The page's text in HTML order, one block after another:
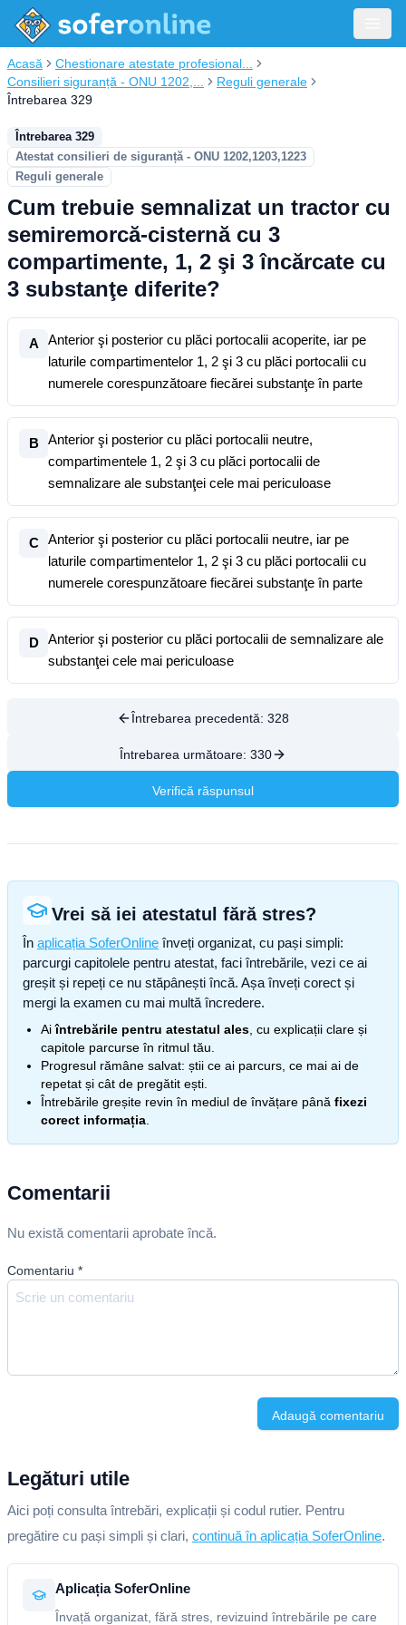
Acasă
Chestionare atestate profesional...
Consilieri siguranță - ONU 1202,...
Reguli generale
Întrebarea 329
Întrebarea 329
Atestat consilieri de siguranță - ONU 1202,1203,1223
Reguli generale
Cum trebuie semnalizat un tractor cu
semiremorcă-cisternă cu 3
compartimente, 1, 2 şi 3 încărcate cu
3 substanţe diferite?
A
Anterior şi posterior cu plăci portocalii acoperite, iar pe
laturile compartimentelor 1, 2 şi 3 cu plăci portocalii cu
numerele corespunzătoare fiecărei substanţe în parte
B
Anterior şi posterior cu plăci portocalii neutre,
compartimentele 1, 2 şi 3 cu plăci portocalii de
semnalizare ale substanţei cele mai periculoase
C
Anterior şi posterior cu plăci portocalii neutre, iar pe
laturile compartimentelor 1, 2 şi 3 cu plăci portocalii cu
numerele corespunzătoare fiecărei substanţe în parte
D
Anterior şi posterior cu plăci portocalii de semnalizare ale
substanţei cele mai periculoase
Întrebarea precedentă: 328
Întrebarea următoare: 330
Verifică răspunsul
Vrei să iei atestatul fără stres?
În aplicația SoferOnline înveți organizat, cu pași simpli:
parcurgi capitolele pentru atestat, faci întrebările, vezi ce ai
greșit și repeți ce nu stăpânești încă. Așa înveți corect și
mergi la examen cu mai multă încredere.
Aiîntrebările pentru atestatul ales , cu explicații clare și
capitole parcurse în ritmul tău.
Progresul rămâne salvat: știi ce ai parcurs, ce mai ai de
repetat și cât de pregătit ești.
Întrebările greșite revin în mediul de învățare până fixezi
corect informația
Comentarii
Nu există comentarii aprobate încă.
Comentariu *
Adaugă comentariu
Legături utile
Aici poți consulta întrebări, explicații și codul rutier. Pentru
pregătire cu pași simpli și clari, continuă în aplicația SoferOnline.
Aplicația SoferOnline
Învață organizat, fără stres, revizuind întrebările pe care